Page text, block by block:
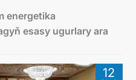
energetika
esasy ugurlary ara
12